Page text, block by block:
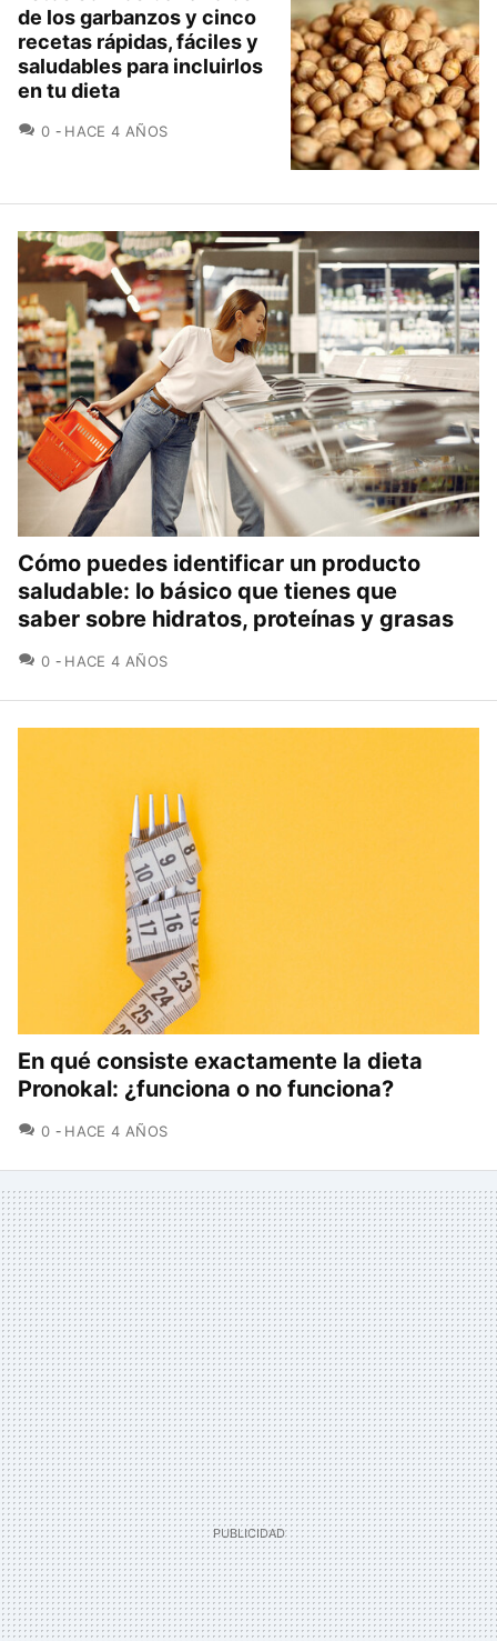
de los garbanzos y cinco
recetas rápidas, fáciles y
saludables para incluirlos
en tu dieta
0 COMENTARIOS
HACE 4 AÑOS
Cómo puedes identificar un producto
saludable: lo básico que tienes que
saber sobre hidratos, proteínas y grasas
0 COMENTARIOS
HACE 4 AÑOS
En qué consiste exactamente la dieta
Pronokal: ¿funciona o no funciona?
0 COMENTARIOS
HACE 4 AÑOS